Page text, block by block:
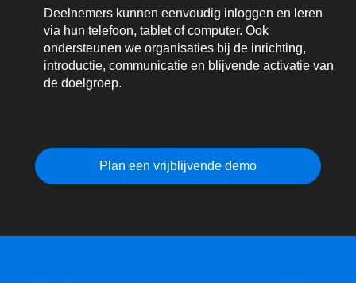
Deelnemers kunnen eenvoudig inloggen en leren
via hun telefoon, tablet of computer. Ook
ondersteunen we organisaties bij de inrichting,
introductie, communicatie en blijvende activatie van
de doelgroep.
Plan een vrijblijvende demo